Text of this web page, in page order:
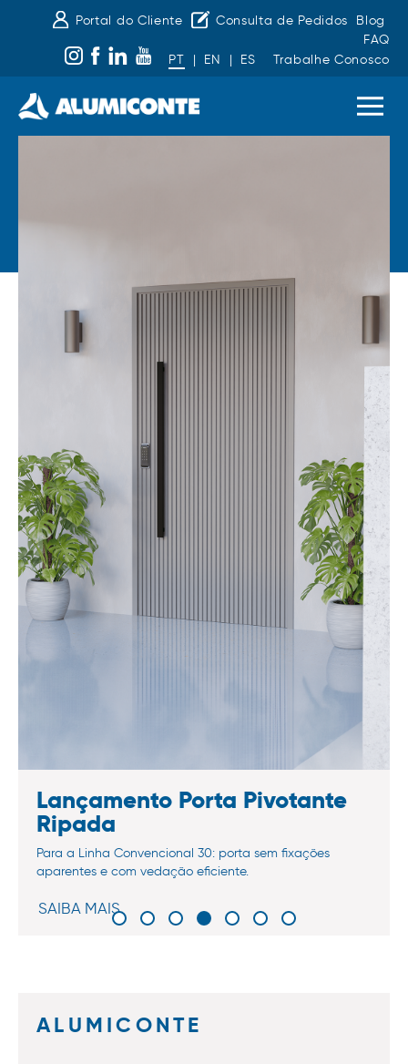
Portal do Cliente Consulta de Pedidos
Blog
FAQ
PT
| EN | ES Trabalhe Conosco
Lançamento Porta Pivotante
Ripada
Para a Linha Convencional 30: porta sem fixações
aparentes e com vedação eficiente.
SAIBA MAIS
ALUMICONTE